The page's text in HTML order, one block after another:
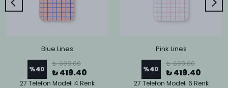
Blue Lines
%40
₺ 699.00
₺ 419.40
27 Telefon Modeli 4 Renk
Pink Lines
%40
₺ 699.00
₺ 419.40
27 Telefon Modeli 6 Renk